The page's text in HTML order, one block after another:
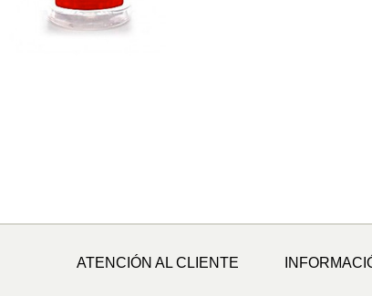
ATENCIÓN AL CLIENTE